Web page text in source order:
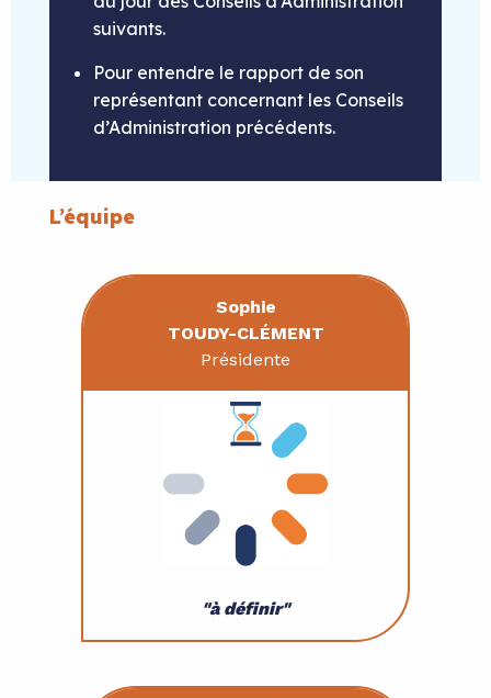
suivants.
Pour entendre le rapport de son
représentant concernant les Conseils
d’Administration précédents.
L’équipe
Sophie
TOUDY-CLÉMENT
Présidente
"à définir"